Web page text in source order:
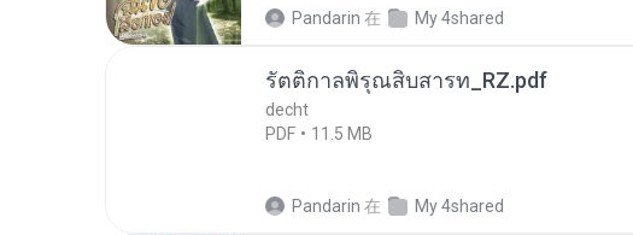
Pandarin 在 My 4shared
รัตติกาลพิรุณสิบสารท_RZ.pdf
decht
PDF
11.5 MB
Pandarin 在 My 4shared